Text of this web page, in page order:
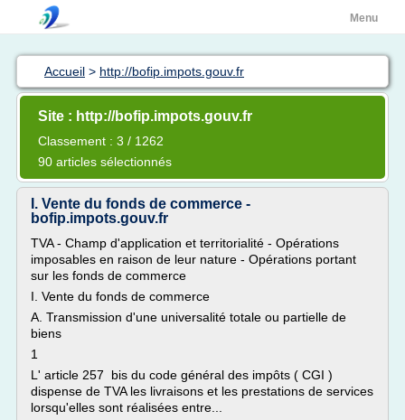
Menu
Accueil > http://bofip.impots.gouv.fr
Site : http://bofip.impots.gouv.fr
Classement : 3 / 1262
90 articles sélectionnés
I. Vente du fonds de commerce -
bofip.impots.gouv.fr
TVA - Champ d'application et territorialité - Opérations
imposables en raison de leur nature - Opérations portant
sur les fonds de commerce
I. Vente du fonds de commerce
A. Transmission d'une universalité totale ou partielle de
biens
1
L' article 257 bis du code général des impôts ( CGI )
dispense de TVA les livraisons et les prestations de services
lorsqu'elles sont réalisées entre...